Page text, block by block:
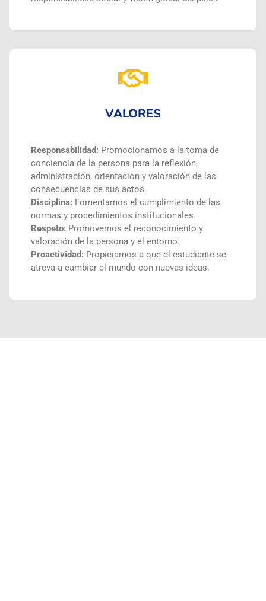
VALORES
Responsabilidad: Promocionamos a la toma de
conciencia de la persona para la reflexión,
administración, orientación y valoración de las
consecuencias de sus actos.
Disciplina: Fomentamos el cumplimiento de las
normas y procedimientos institucionales.
Respeto: Promovemos el reconocimiento y
valoración de la persona y el entorno.
Proactividad: Propiciamos a que el estudiante se
atreva a cambiar el mundo con nuevas ideas.